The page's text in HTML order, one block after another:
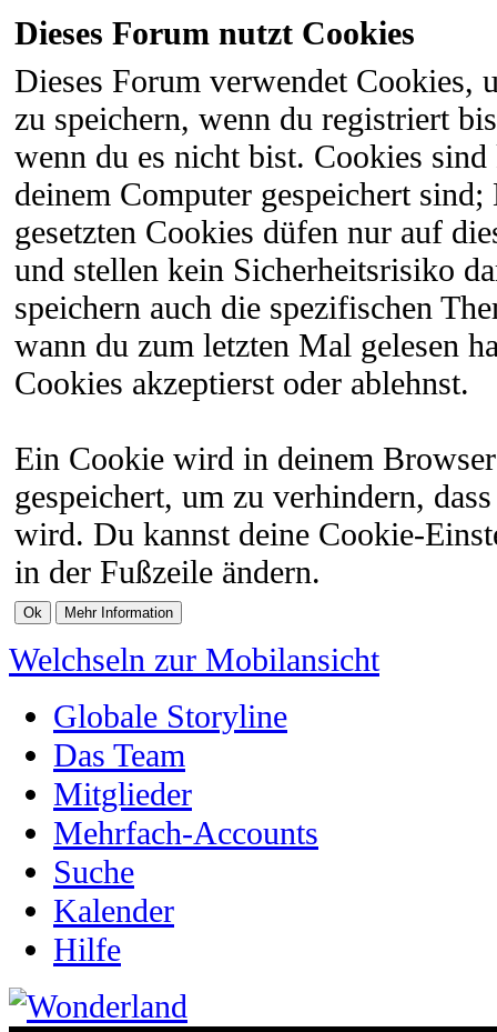
Dieses Forum nutzt Cookies
Dieses Forum verwendet Cookies,
zu speichern, wenn du registriert
wenn du es nicht bist. Cookies
deinem Computer gespeichert
gesetzten Cookies düfen nur auf
und stellen kein Sicherheitsrisiko
speichern auch die spezifischen
wann du zum letzten Mal gelesen
Cookies akzeptierst oder ablehnst.
Ein Cookie wird in deinem
gespeichert, um zu verhindern,
wird. Du kannst deine Cookie-
in der Fußzeile ändern.
Welchseln zur Mobilansicht
Globale Storyline
Das Team
Mitglieder
Mehrfach-Accounts
Suche
Kalender
Hilfe